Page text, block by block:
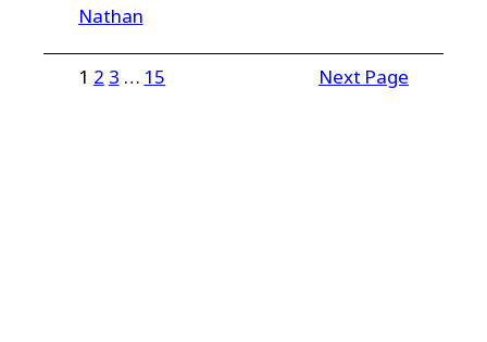
Nathan
1 2 3 … 15 Next Page